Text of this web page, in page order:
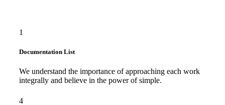
1
Documentation List
We understand the importance of approaching each work
integrally and believe in the power of simple.
4